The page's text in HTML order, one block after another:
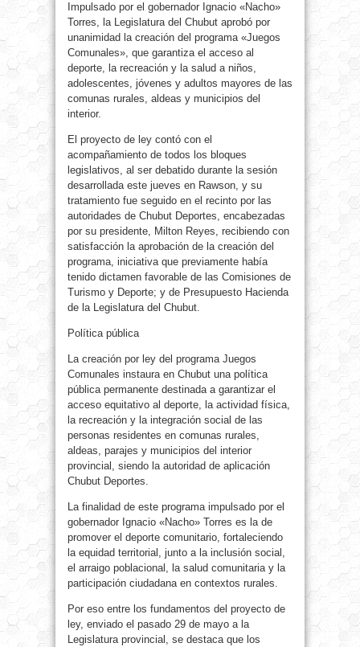
Impulsado por el gobernador Ignacio «Nacho»
Torres, la Legislatura del Chubut aprobó por
unanimidad la creación del programa «Juegos
Comunales», que garantiza el acceso al
deporte, la recreación y la salud a niños,
adolescentes, jóvenes y adultos mayores de las
comunas rurales, aldeas y municipios del
interior.
El proyecto de ley contó con el
acompañamiento de todos los bloques
legislativos, al ser debatido durante la sesión
desarrollada este jueves en Rawson, y su
tratamiento fue seguido en el recinto por las
autoridades de Chubut Deportes, encabezadas
por su presidente, Milton Reyes, recibiendo con
satisfacción la aprobación de la creación del
programa, iniciativa que previamente había
tenido dictamen favorable de las Comisiones de
Turismo y Deporte; y de Presupuesto Hacienda
de la Legislatura del Chubut.
Política pública
La creación por ley del programa Juegos
Comunales instaura en Chubut una política
pública permanente destinada a garantizar el
acceso equitativo al deporte, la actividad física,
la recreación y la integración social de las
personas residentes en comunas rurales,
aldeas, parajes y municipios del interior
provincial, siendo la autoridad de aplicación
Chubut Deportes.
La finalidad de este programa impulsado por el
gobernador Ignacio «Nacho» Torres es la de
promover el deporte comunitario, fortaleciendo
la equidad territorial, junto a la inclusión social,
el arraigo poblacional, la salud comunitaria y la
participación ciudadana en contextos rurales.
Por eso entre los fundamentos del proyecto de
ley, enviado el pasado 29 de mayo a la
Legislatura provincial, se destaca que los